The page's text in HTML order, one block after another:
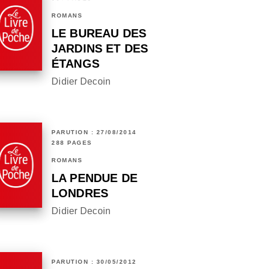
ROMANS
LE BUREAU DES
JARDINS ET DES
ÉTANGS
Didier Decoin
PARUTION : 27/08/2014
288 PAGES
ROMANS
LA PENDUE DE
LONDRES
Didier Decoin
PARUTION : 30/05/2012